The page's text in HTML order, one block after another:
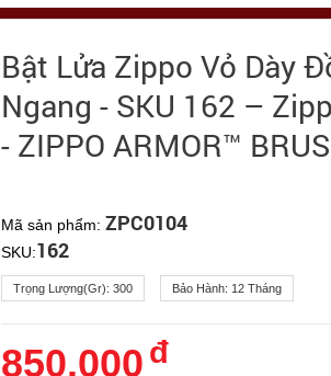
Bật Lửa Zippo Vỏ Dày
Ngang - SKU 162 –
- ZIPPO ARMOR™
Mã sản phẩm:ZPC0104
SKU:162
Trọng Lượng(gr):300 Bảo Hành: 12 Tháng
850.000 đ